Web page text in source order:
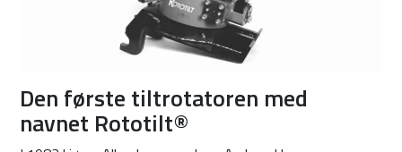
Den første tiltrotatoren med
navnet Rototilt®